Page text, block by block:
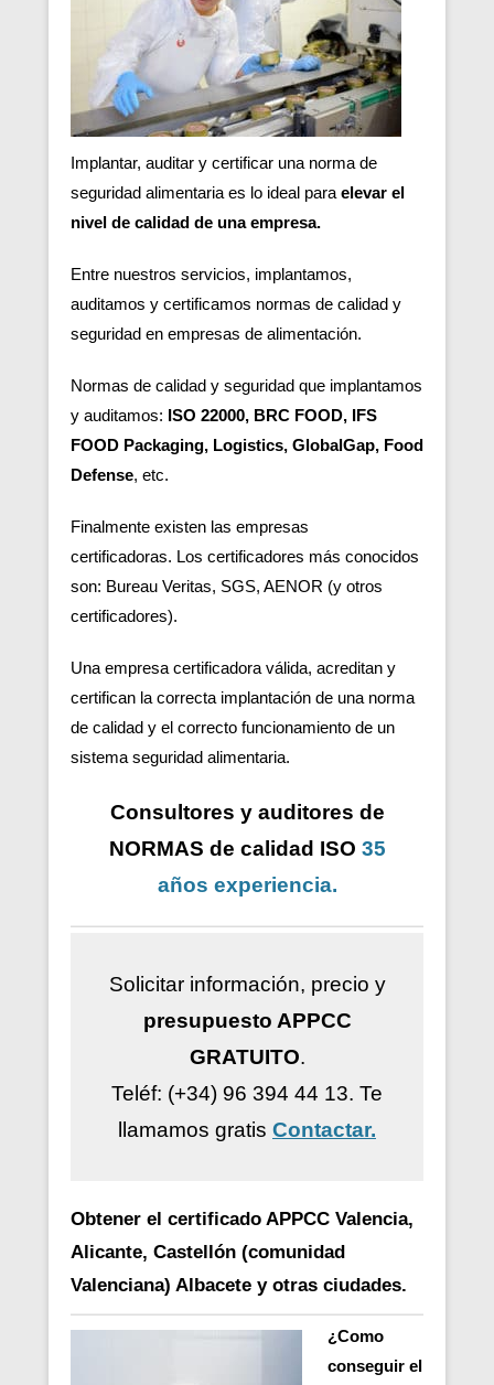
Implantar, auditar y certificar una norma de
seguridad alimentaria es lo ideal para elevar el
nivel de calidad de una empresa.
Entre nuestros servicios, implantamos,
auditamos y certificamos normas de calidad y
seguridad en empresas de alimentación.
Normas de calidad y seguridad que implantamos
y auditamos: ISO 22000, BRC FOOD, IFS
FOOD Packaging, Logistics, GlobalGap, Food
Defense, etc.
Finalmente existen las empresas
certificadoras. Los certificadores más conocidos
son: Bureau Veritas, SGS, AENOR (y otros
certificadores).
Una empresa certificadora válida, acreditan y
certifican la correcta implantación de una norma
de calidad y el correcto funcionamiento de un
sistema seguridad alimentaria.
Consultores y auditores de
NORMAS de calidad ISO 35
años experiencia.
Solicitar información, precio y
presupuesto APPCC
GRATUITO.
Teléf: (+34) 96 394 44 13. Te
llamamos gratis Contactar.
Obtener el certificado APPCC Valencia,
Alicante, Castellón (comunidad
Valenciana) Albacete y otras ciudades.
¿Como
conseguir el